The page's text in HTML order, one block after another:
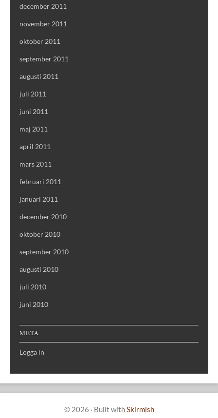
december 2011
november 2011
oktober 2011
september 2011
augusti 2011
juli 2011
juni 2011
maj 2011
april 2011
mars 2011
februari 2011
januari 2011
december 2010
oktober 2010
september 2010
augusti 2010
juli 2010
juni 2010
META
Logga in
© 2026 · Built withSkirmish